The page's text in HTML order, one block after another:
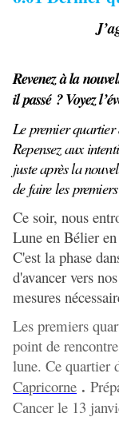
Revenez à la
il passé ? Voyez
Le premier
Repensez aux
juste après la
de faire les
Ce soir, nous
Lune en Bélier
C'est la phase
d'avancer vers
mesures
Les premiers
point de
lune. Ce quartier
Capricorne .
Cancer le 13